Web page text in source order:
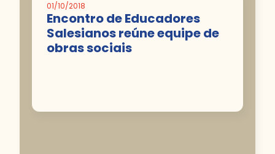
01/10/2018
Encontro de Educadores
Salesianos reúne equipe de
obras sociais